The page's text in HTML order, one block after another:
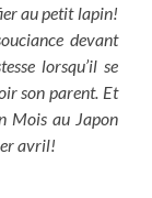
au petit lapin!
devant
lorsqu’il se
son parent. Et
Mois au Japon
avril!